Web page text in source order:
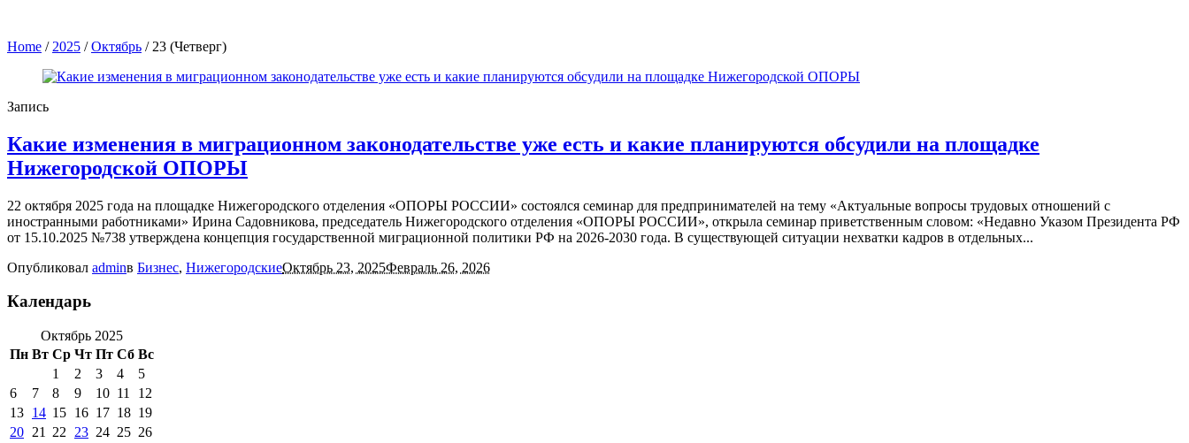
Home / 2025 /Октябрь / 23 (Четверг)
Запись
Какие изменения в миграционном законодательстве уже есть и какие планируются обсудили на площадке
Нижегородской ОПОРЫ
22 октября 2025 года на площадке Нижегородского отделения «ОПОРЫ РОССИИ» состоялся семинар для предпринимателей на тему «Актуальные вопросы трудовых отношений с
иностранными работниками» Ирина Садовникова, председатель Нижегородского отделения «ОПОРЫ РОССИИ», открыла семинар приветственным словом: «Недавно Указом Президента РФ
от 15.10.2025 №738 утверждена концепция государственной миграционной политики РФ на 2026-2030 года. В существующей ситуации нехватки кадров в отдельных...
Опубликовал adminв Бизнес, НижегородскиеОктябрь 23, 2025Февраль 26, 2026
Календарь
Октябрь 2025
Пн Вт Ср Чт Пт Сб Вс
1 2 3 4
5
6
7 8 9 10 11
12
13 14 15 16 17 18 19
20 21 22 23 24 25 26